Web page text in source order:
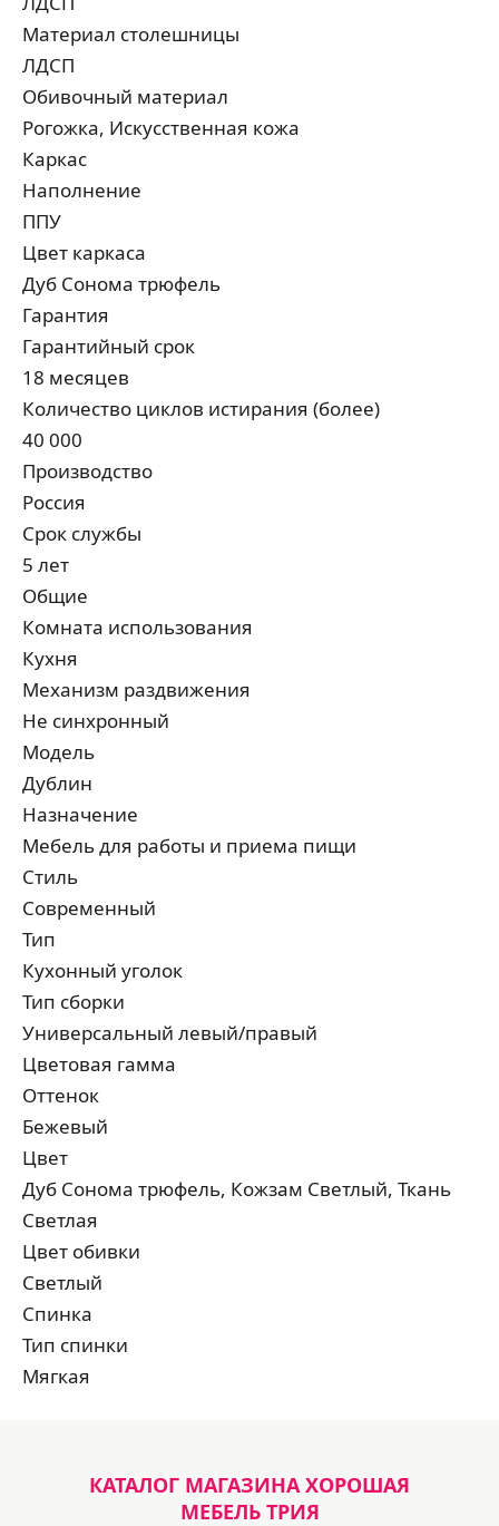
Материал столешницы
ЛДСП
Обивочный материал
Рогожка, Искусственная кожа
Каркас
Наполнение
ППУ
Цвет каркаса
Дуб Сонома трюфель
Гарантия
Гарантийный срок
18 месяцев
Количество циклов истирания (более)
40 000
Производство
Россия
Срок службы
5 лет
Общие
Комната использования
Кухня
Механизм раздвижения
Не синхронный
Модель
Дублин
Назначение
Мебель для работы и приема пищи
Стиль
Современный
Тип
Кухонный уголок
Тип сборки
Универсальный левый/правый
Цветовая гамма
Оттенок
Бежевый
Цвет
Дуб Сонома трюфель, Кожзам Светлый, Ткань
Светлая
Цвет обивки
Светлый
Спинка
Тип спинки
Мягкая
КАТАЛОГ МАГАЗИНА ХОРОШАЯ
МЕБЕЛЬ ТРИЯ